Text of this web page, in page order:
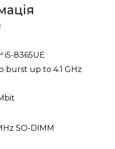
i5-8365UE
burst up to 4.1 GHz
SO-DIMM